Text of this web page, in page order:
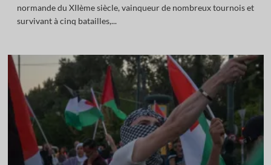
normande du XIIème siècle, vainqueur de nombreux tournois et
survivant à cinq batailles,...